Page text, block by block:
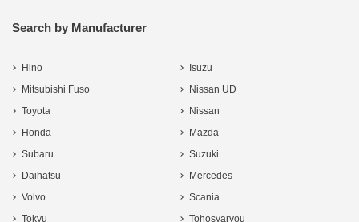
Search by Manufacturer
Hino
Isuzu
Mitsubishi Fuso
Nissan UD
Toyota
Nissan
Honda
Mazda
Subaru
Suzuki
Daihatsu
Mercedes
Volvo
Scania
Tokyu
Tohosyaryou